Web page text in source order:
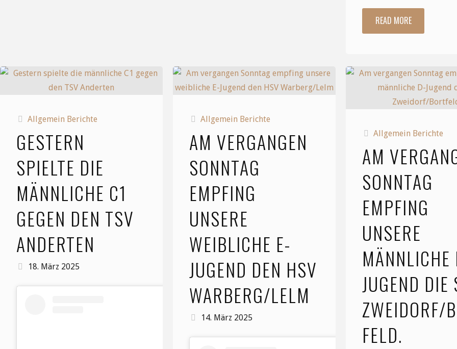
READ MORE"Am
Sonntag
war
D-
Jugend
beim
MTV
zu
Gast"
Allgemein Berichte
GESTERN
SPIELTE DIE
MÄNNLICHE C1
GEGEN DEN TSV
ANDERTEN
18. März 2025
Allgemein Berichte
AM VERGANGEN
SONNTAG
EMPFING
UNSERE
WEIBLICHE E-
JUGEND DEN HSV
WARBERG/LELM
14. März 2025
Allgemein Berichte
AM
SONNTAG
EMPFING
UNSERE
JUGEND DIE
ZWEIDORF/
FELD.